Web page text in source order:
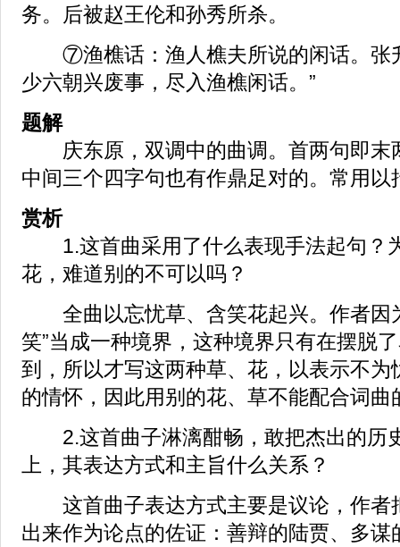
务。后被赵王伦和孙秀所杀。
⑦渔樵话：渔人樵夫所说的闲话。张
少六朝兴废事，尽入渔樵闲话。”
题解
庆东原，双调中的曲调。首两句即末
中间三个四字句也有作鼎足对的。常用以
赏析
1.这首曲采用了什么表现手法起句？
花，难道别的不可以吗？
全曲以忘忧草、含笑花起兴。作者因
笑”当成一种境界，这种境界只有在摆脱
到，所以才写这两种草、花，以表示不为
的情怀，因此用别的花、草不能配合词曲
2.这首曲子淋漓酣畅，敢把杰出的历
上，其表达方式和主旨什么关系？
这首曲子表达方式主要是议论，作者
出来作为论点的佐证：善辩的陆贾、多谋